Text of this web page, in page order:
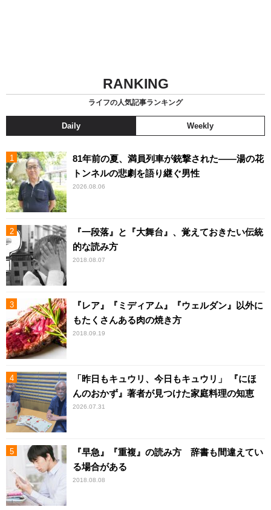
RANKING
ライフの人気記事ランキング
Daily Weekly
81年前の夏、満員列車が銃撃された――湯の花
トンネルの悲劇を語り継ぐ男性
2026.08.06
『一段落』と『大舞台』、覚えておきたい伝統
的な読み方
2018.08.07
『レア』『ミディアム』『ウェルダン』以外に
もたくさんある肉の焼き方
2018.09.19
「昨日もキュウリ、今日もキュウリ」 『にほ
んのおかず』著者が見つけた家庭料理の知恵
2026.07.31
『早急』『重複』の読み方 辞書も間違えてい
る場合がある
2018.08.08